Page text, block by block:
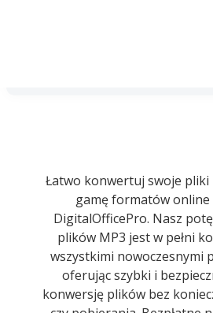
Łatwo konwertuj swoje pliki
gamę formatów online
DigitalOfficePro. Nasz
plików MP3 jest w pełni
wszystkimi nowoczesnymi
oferując szybki i
konwersję plików bez